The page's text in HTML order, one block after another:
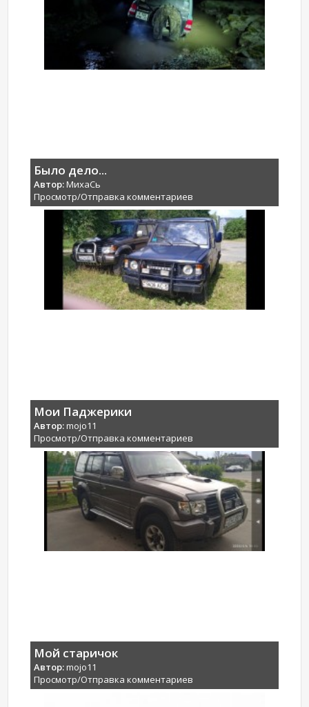
Было дело...
Автор:МихаCь
Просмотр/Отправка комментариев
Мои Паджерики
Автор:mojo11
Просмотр/Отправка комментариев
Мой старичок
Автор:mojo11
Просмотр/Отправка комментариев